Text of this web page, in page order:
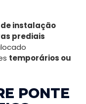
instalação
prediais
temporários ou
PONTE